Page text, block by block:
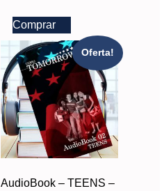
Comprar
Oferta!
AudioBook – TEENS –